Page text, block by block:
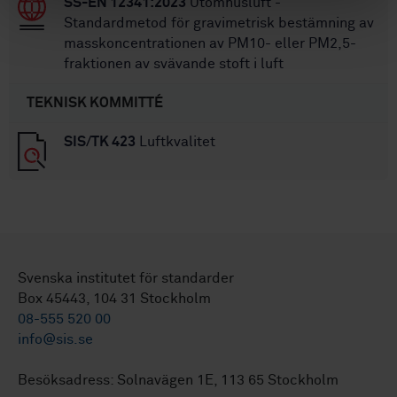
Standardmetod för gravimetrisk bestämning av
masskoncentrationen av PM10- eller PM2,5-
fraktionen av svävande stoft i luft
TEKNISK KOMMITTÉ
SIS/TK 423 Luftkvalitet
Svenska institutet för standarder
Box 45443, 104 31 Stockholm
08-555 520 00
info@sis.se
Besöksadress: Solnavägen 1E, 113 65 Stockholm